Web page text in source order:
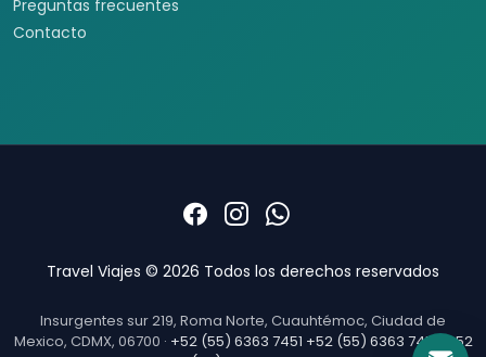
Preguntas frecuentes
Contacto
Travel Viajes © 2026 Todos los derechos reservados
Insurgentes sur 219, Roma Norte, Cuauhtémoc, Ciudad de
Mexico, CDMX, 06700 · +52 (55) 6363 7451 +52 (55) 6363 7452 +52